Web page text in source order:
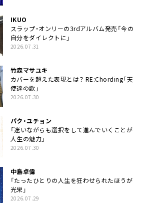
IKUO
スラップ・オンリーの3rdアルバム発売「今の
自分をダイレクトに」
2026.07.31
竹森マサユキ
カバーを超えた表現とは？ RE:Chording「天
使達の歌」
2026.07.30
パク・ユチョン
「迷いながらも選択をして進んでいくことが
人生の魅力」
2026.07.30
中島卓偉
「たったひとりの人生を狂わせられたほうが
光栄」
2026.07.29